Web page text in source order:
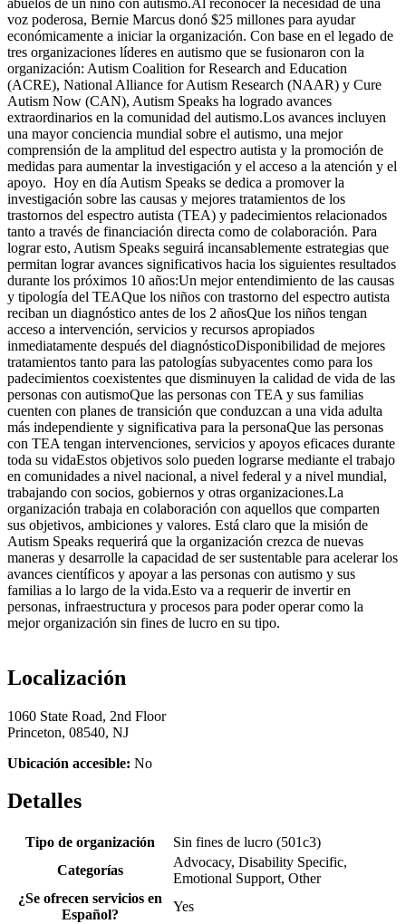
voz poderosa, Bernie Marcus donó $25 millones para ayudar
económicamente a iniciar la organización. Con base en el legado de
tres organizaciones líderes en autismo que se fusionaron con la
organización: Autism Coalition for Research and Education
(ACRE), National Alliance for Autism Research (NAAR) y Cure
Autism Now (CAN), Autism Speaks ha logrado avances
extraordinarios en la comunidad del autismo.Los avances incluyen
una mayor conciencia mundial sobre el autismo, una mejor
comprensión de la amplitud del espectro autista y la promoción de
medidas para aumentar la investigación y el acceso a la atención y el
apoyo. Hoy en día Autism Speaks se dedica a promover la
investigación sobre las causas y mejores tratamientos de los
trastornos del espectro autista (TEA) y padecimientos relacionados
tanto a través de financiación directa como de colaboración. Para
lograr esto, Autism Speaks seguirá incansablemente estrategias que
permitan lograr avances significativos hacia los siguientes resultados
durante los próximos 10 años:Un mejor entendimiento de las causas
y tipología del TEAQue los niños con trastorno del espectro autista
reciban un diagnóstico antes de los 2 añosQue los niños tengan
acceso a intervención, servicios y recursos apropiados
inmediatamente después del diagnósticoDisponibilidad de mejores
tratamientos tanto para las patologías subyacentes como para los
padecimientos coexistentes que disminuyen la calidad de vida de las
personas con autismoQue las personas con TEA y sus familias
cuenten con planes de transición que conduzcan a una vida adulta
más independiente y significativa para la personaQue las personas
con TEA tengan intervenciones, servicios y apoyos eficaces durante
toda su vidaEstos objetivos solo pueden lograrse mediante el trabajo
en comunidades a nivel nacional, a nivel federal y a nivel mundial,
trabajando con socios, gobiernos y otras organizaciones.La
organización trabaja en colaboración con aquellos que comparten
sus objetivos, ambiciones y valores. Está claro que la misión de
Autism Speaks requerirá que la organización crezca de nuevas
maneras y desarrolle la capacidad de ser sustentable para acelerar los
avances científicos y apoyar a las personas con autismo y sus
familias a lo largo de la vida.Esto va a requerir de invertir en
personas, infraestructura y procesos para poder operar como la
mejor organización sin fines de lucro en su tipo.
Localización
1060 State Road, 2nd Floor
Princeton, 08540, NJ
Ubicación accesible: No
Detalles
Tipo de organización
Sin fines de lucro (501c3)
Categorías
Advocacy, Disability Specific,
Emotional Support, Other
¿Se ofrecen servicios en
Español?
Yes